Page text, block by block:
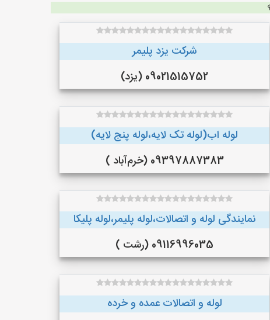
شرکت یزد پلیمر
09021515752 (یزد)
لوله اب(لوله تک لایه،لوله پنج لایه)
09397887383 (خرم‌آباد )
نمایندگی لوله و اتصالات،لوله پلیمر،لوله پلیکا
09116996035 (رشت )
لوله و اتصالات عمده و خرده